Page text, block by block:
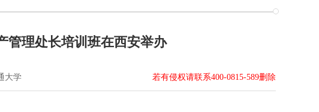
管理处长培训班在西安举办
大学 若有侵权请联系400-0815-589删除